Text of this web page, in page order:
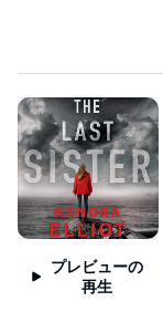
プレビューの
再生